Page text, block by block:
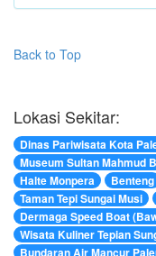
Back to Top
Lokasi Sekitar:
Dinas Pariwisata Kota
Museum Sultan Mahmud
Halte Monpera
Benteng
Taman Tepi Sungai Musi
Dermaga Speed Boat
Wisata Kuliner Tepian
Bundaran Air Mancur